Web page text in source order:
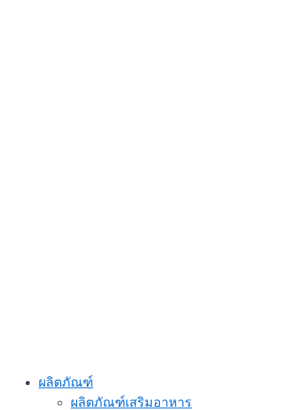
ผลิตภัณฑ์
ผลิตภัณฑ์เสริมอาหาร